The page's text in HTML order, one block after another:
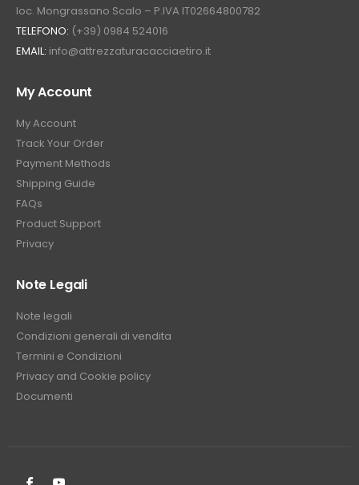
loc. Mongrassano Scalo – P.IVA IT02664800782
TELEFONO: (+39) 0984 524016
EMAIL: info@attrezzaturacacciaetiro.it
My Account
My Account
Track Your Order
Payment Methods
Shipping Guide
FAQs
Product Support
Privacy
Note Legali
Note legali
Condizioni generali di vendita
Termini e Condizioni
Privacy and Cookie policy
Documenti